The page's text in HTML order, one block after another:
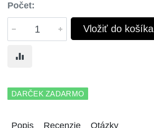
Počet:
Vložiť do košíka
DARČEK ZADARMO
Popis Recenzie Otázky